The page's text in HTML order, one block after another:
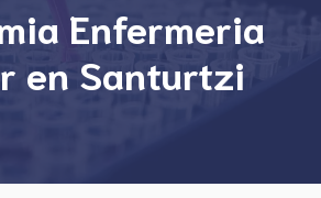
Enfermeria
en Santurtzi